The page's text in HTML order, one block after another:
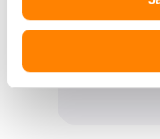
30 juli 2026